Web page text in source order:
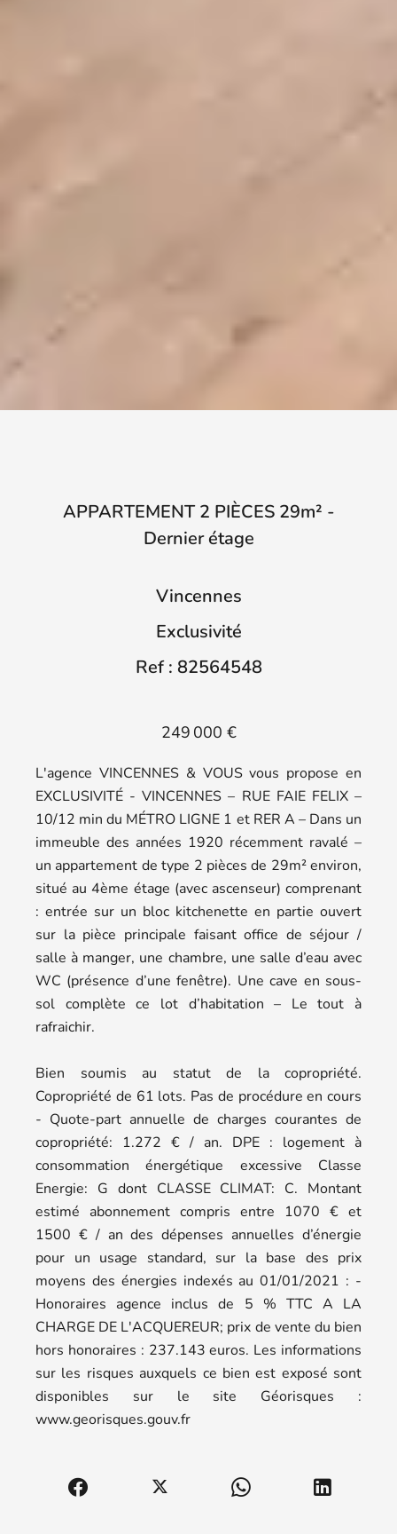
APPARTEMENT 2 PIÈCES 29m² -
Dernier étage
Vincennes
Exclusivité
Ref : 82564548
249 000 €
L'agence VINCENNES & VOUS vous propose en
EXCLUSIVITÉ - VINCENNES – RUE FAIE FELIX –
10/12 min du MÉTRO LIGNE 1 et RER A – Dans un
immeuble des années 1920 récemment ravalé –
un appartement de type 2 pièces de 29m² environ,
situé au 4ème étage (avec ascenseur) comprenant
: entrée sur un bloc kitchenette en partie ouvert
sur la pièce principale faisant office de séjour /
salle à manger, une chambre, une salle d’eau avec
WC (présence d’une fenêtre). Une cave en sous-
sol complète ce lot d’habitation – Le tout à
rafraichir.
Bien soumis au statut de la copropriété.
Copropriété de 61 lots. Pas de procédure en cours
- Quote-part annuelle de charges courantes de
copropriété: 1.272 € / an. DPE : logement à
consommation énergétique excessive Classe
Energie: G dont CLASSE CLIMAT: C. Montant
estimé abonnement compris entre 1070 € et
1500 € / an des dépenses annuelles d’énergie
pour un usage standard, sur la base des prix
moyens des énergies indexés au 01/01/2021 : -
Honoraires agence inclus de 5 % TTC A LA
CHARGE DE L'ACQUEREUR; prix de vente du bien
hors honoraires : 237.143 euros. Les informations
sur les risques auxquels ce bien est exposé sont
disponibles sur le site Géorisques :
www.georisques.gouv.fr